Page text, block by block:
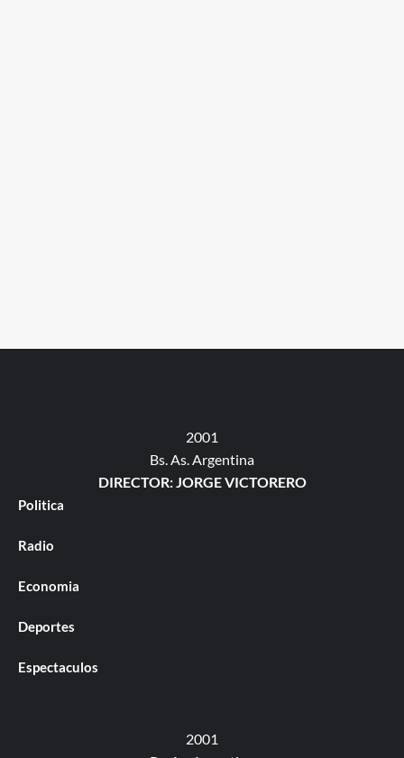
2001
Bs. As. Argentina
DIRECTOR: JORGE VICTORERO
Politica
Radio
Economia
Deportes
Espectaculos
2001